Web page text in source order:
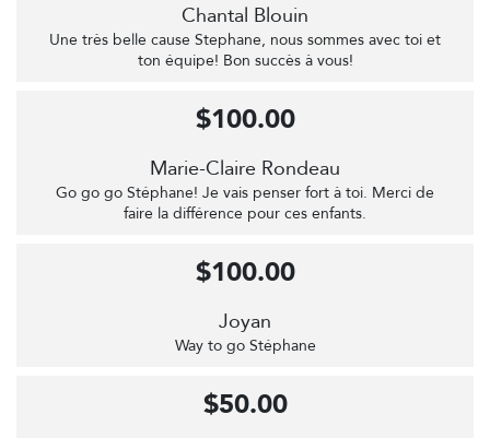
Chantal Blouin
Une très belle cause Stephane, nous sommes avec toi et
ton équipe! Bon succès à vous!
Marie-Claire Rondeau
Go go go Stéphane! Je vais penser fort à toi. Merci de
faire la différence pour ces enfants.
$100.00
Joyan
Way to go Stéphane
$100.00
$50.00